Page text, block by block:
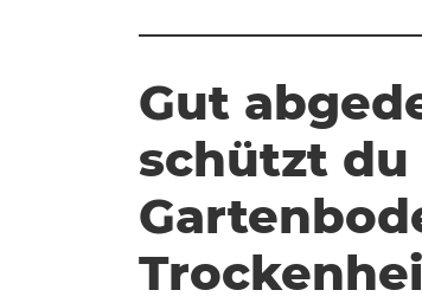
Gut
schützt du